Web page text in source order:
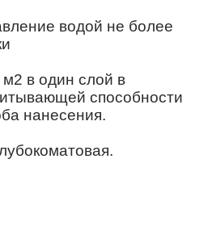
водой не более
м2 в один слой в
способности
нанесения.